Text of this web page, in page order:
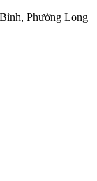
Phường Long